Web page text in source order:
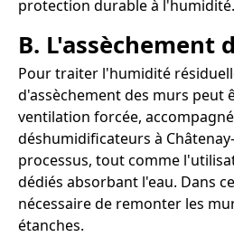
protection durable à l'humidité.
B. L'assèchement
Pour traiter l'humidité
d'assèchement des murs peut
ventilation forcée,
déshumidificateurs à
processus, tout comme
dédiés absorbant l'eau. Dans
nécessaire de remonter les
étanches.